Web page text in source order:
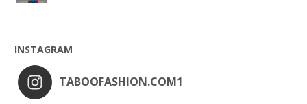
INSTAGRAM
TABOOFASHION.COM1